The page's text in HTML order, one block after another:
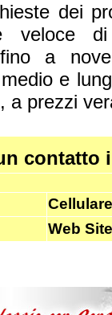
dei
e veloce
a
e
a prezzi
contatto
Cellulare
Web Site